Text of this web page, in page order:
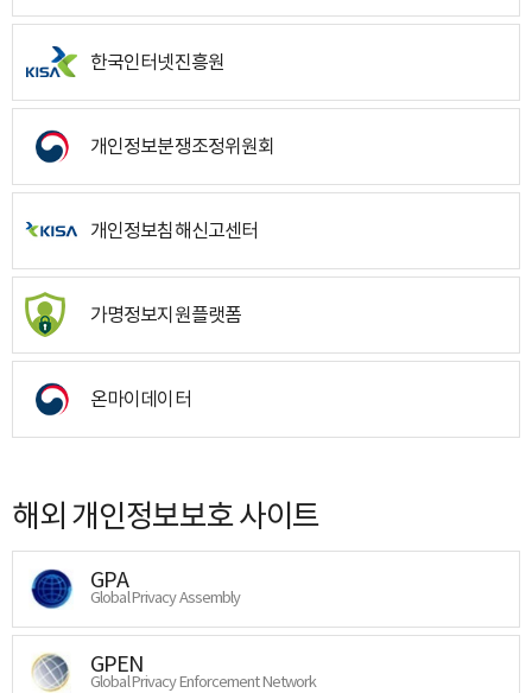
한국인터넷진흥원
개인정보분쟁조정위원회
개인정보침해신고센터
가명정보지원플랫폼
온마이데이터
해외 개인정보보호 사이트
GPA
Global Privacy Assembly
GPEN
Global Privacy Enforcement Network